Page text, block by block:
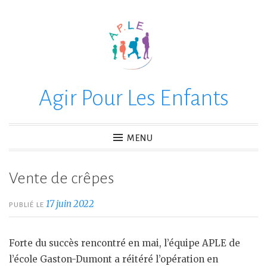
Agir Pour Les Enfants
MENU
Vente de crêpes
PUBLIÉ LE 17 juin 2022
Forte du succès rencontré en mai, l’équipe APLE de
l’école Gaston-Dumont a réitéré l’opération en